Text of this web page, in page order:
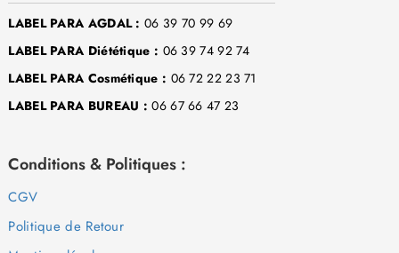
LABEL PARA AGDAL : 06 39 70 99 69
LABEL PARA Diététique : 06 39 74 92 74
LABEL PARA Cosmétique : 06 72 22 23 71
LABEL PARA BUREAU : 06 67 66 47 23
Conditions & Politiques :
CGV
Politique de Retour